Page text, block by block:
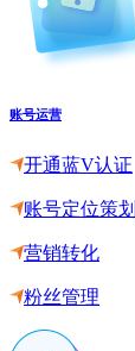
账号运营
开通蓝V认证
账号定位策划
营销转化
粉丝管理